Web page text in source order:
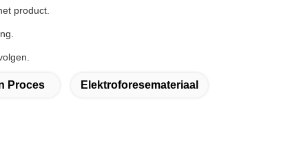
product.
Proces Elektroforesemateriaal